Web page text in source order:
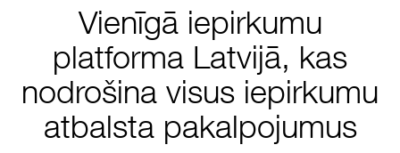
Vienīgā iepirkumu
platforma Latvijā, kas
nodrošina visus iepirkumu
atbalsta pakalpojumus